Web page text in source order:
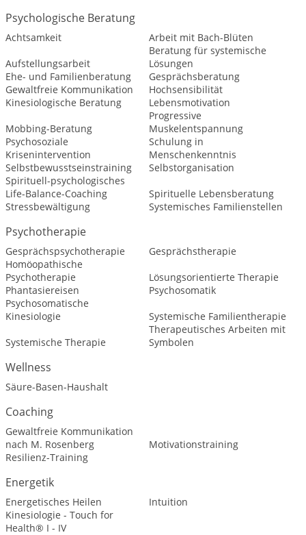
Psychologische Beratung
Achtsamkeit
Arbeit mit Bach-Blüten
Aufstellungsarbeit
Beratung für systemische
Lösungen
Ehe- und Familienberatung
Gesprächsberatung
Gewaltfreie Kommunikation
Hochsensibilität
Kinesiologische Beratung
Lebensmotivation
Mobbing-Beratung
Progressive
Muskelentspannung
Psychosoziale
Krisenintervention
Schulung in
Menschenkenntnis
Selbstbewusstseinstraining
Selbstorganisation
Spirituell-psychologisches
Life-Balance-Coaching
Spirituelle Lebensberatung
Stressbewältigung
Systemisches Familienstellen
Psychotherapie
Gesprächspsychotherapie
Gesprächstherapie
Homöopathische
Psychotherapie
Lösungsorientierte Therapie
Phantasiereisen
Psychosomatik
Psychosomatische
Kinesiologie
Systemische Familientherapie
Systemische Therapie
Therapeutisches Arbeiten mit
Symbolen
Wellness
Säure-Basen-Haushalt
Coaching
Gewaltfreie Kommunikation
nach M. Rosenberg
Motivationstraining
Resilienz-Training
Energetik
Energetisches Heilen
Intuition
Kinesiologie - Touch for
Health® I - IV